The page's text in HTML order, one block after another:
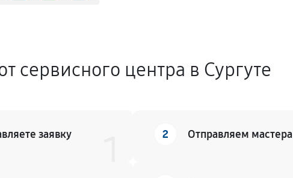
сервисного центра в Сургуте
заявку 2 Отправляем мастера